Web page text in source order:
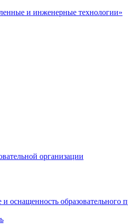
и инженерные технологии»
организации
оснащенность образовательного